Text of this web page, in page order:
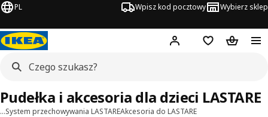
PL Wpisz kod pocztowy Wybierz sklep
Hej! Zaloguj się
Lista zakupowa
Koszyk
…System przechowywania LASTAREAkcesoria do LASTARE
Pudełka i akcesoria dla dzieci LASTARE